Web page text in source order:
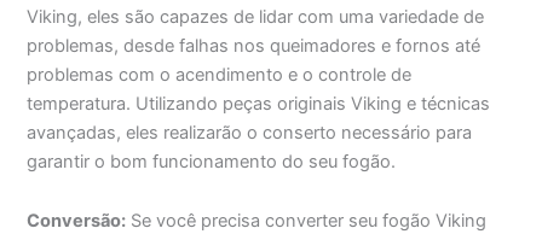
Viking, eles são capazes de lidar com uma variedade de
problemas, desde falhas nos queimadores e fornos até
problemas com o acendimento e o controle de
temperatura. Utilizando peças originais Viking e técnicas
avançadas, eles realizarão o conserto necessário para
garantir o bom funcionamento do seu fogão.
Conversão: Se você precisa converter seu fogão Viking